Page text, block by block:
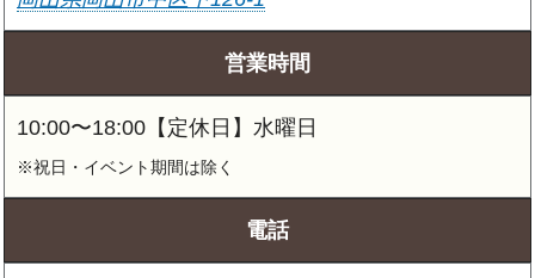
営業時間
10:00〜18:00【定休日】水曜日
※祝日・イベント期間は除く
電話